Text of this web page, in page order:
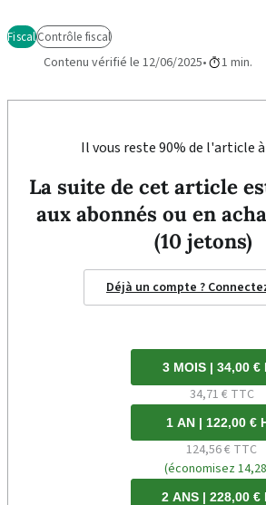
FiscalContrôle fiscal
Contenu vérifié le 12/06/2025 1 min.
Il vous reste 90% de l'article
La suite de cet article
aux abonnés ou en
(10 jetons)
Déjà un compte ?
3 MOIS | 34,00 €
34,71 € TTC
1 AN | 122,00 €
124,56 € TTC
(économisez
2 ANS | 228,00 €